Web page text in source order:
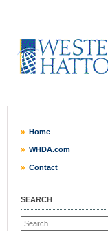
Home
WHDA.com
Contact
SEARCH